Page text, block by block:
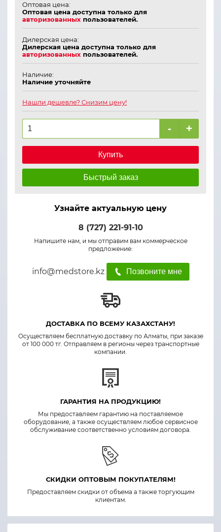
Оптовая цена:
Оптовая цена доступна только для
авторизованных пользователей.
Дилерская цена:
Дилерская цена доступна только для
авторизованных пользователей.
Наличие:
Наличие уточняйте
Нашли дешевле? Снизим цену!
- +
Купить
Быстрый заказ
Узнайте актуальную цену
8 (727) 221-91-10
Напишите нам, и мы отправим вам коммерческое
предложение:
info@medstore.kz Позвоните мне
ДОСТАВКА ПО ВСЕМУ КАЗАХСТАНУ!
Осуществляем бесплатную доставку по Алматы, при заказе
от 100 000 тг. Отправляем в регионы через транспортные
компании.
ГАРАНТИЯ НА ПРОДУКЦИЮ!
Мы предоставляем гарантию на поставляемое
оборудование, а также осуществляем любое сервисное
обслуживание соответственно условиям договора.
СКИДКИ ОПТОВЫМ ПОКУПАТЕЛЯМ!
Предоставляем скидки от объема а также торгующим
клиентам.